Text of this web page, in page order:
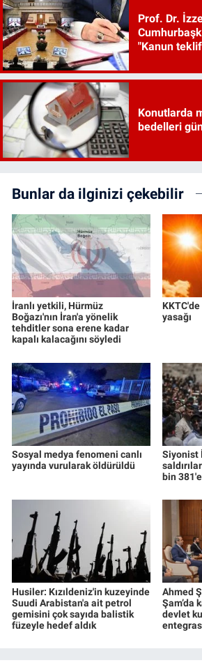
Prof. Dr.
"Kanun
Konutlarda
bedelleri
Bunlar da ilginizi çekebilir
İranlı yetkili, Hürmüz
Boğazı'nın İran'a yönelik
tehditler sona erene kadar
kapalı kalacağını söyledi
yasağı
Sosyal medya fenomeni canlı
yayında vurularak öldürüldü
Siyonist
bin 381'e
Husiler: Kızıldeniz'in kuzeyinde
Suudi Arabistan'a ait petrol
gemisini çok sayıda balistik
füzeyle hedef aldık
Ahmed
Şam’da
devlet